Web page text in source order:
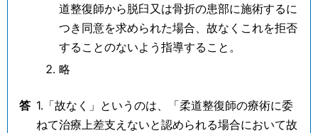
道整復師から脱臼又は骨折の患部に施術するに
つき同意を求められた場合、故なくこれを拒否
することのないよう指導すること。
略
答 1.「故なく」というのは、「柔道整復師の療術に委
ねて治療上差支えないと認められる場合において故